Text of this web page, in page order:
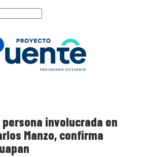
involucrada en
Manzo, confirma